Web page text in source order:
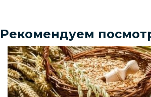
Рекомендуем